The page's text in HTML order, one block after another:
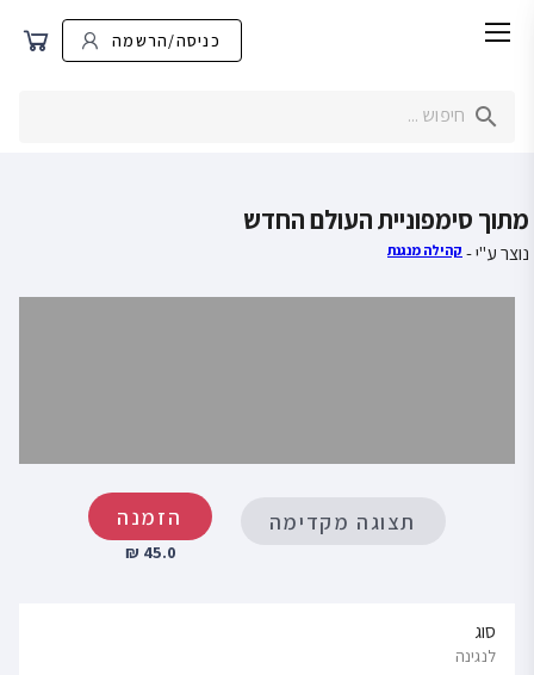
כניסה/הרשמה
מתוך סימפוניית העולם החדש
נוצר ע"י - קהילה מנגנת
תצוגה מקדימה הזמנה
45.0 ₪
סוג
לנגינה